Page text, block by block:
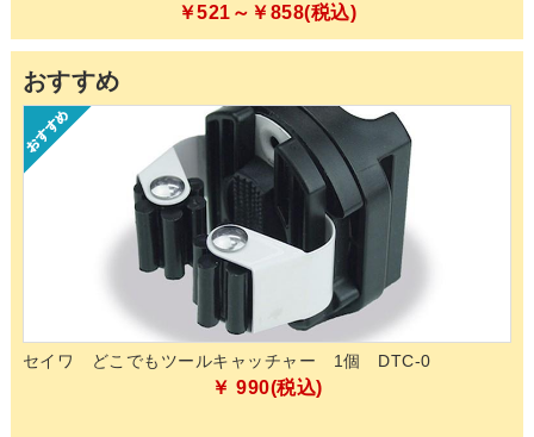
￥521～￥858(税込)
おすすめ
セイワ どこでもツールキャッチャー 1個 DTC-0
￥ 990(税込)